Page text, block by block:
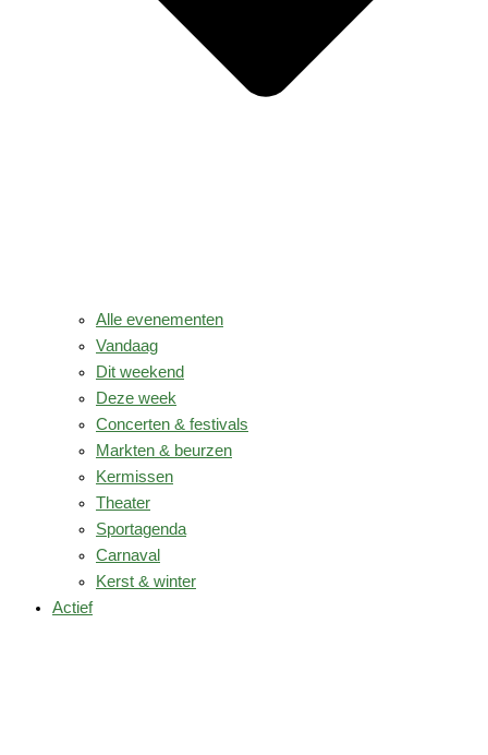
Alle evenementen
Vandaag
Dit weekend
Deze week
Concerten & festivals
Markten & beurzen
Kermissen
Theater
Sportagenda
Carnaval
Kerst & winter
Actief